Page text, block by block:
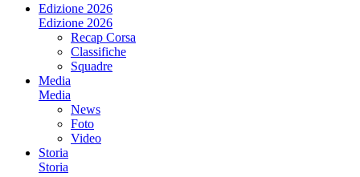
Edizione 2026
Edizione 2026
Recap Corsa
Classifiche
Squadre
Media
Media
News
Foto
Video
Storia
Storia